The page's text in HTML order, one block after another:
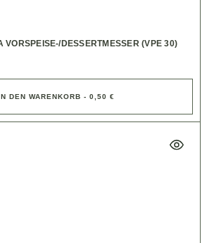
VORSPEISE-/DESSERTMESSER (VPE 30)
DEN WARENKORB - 0,50 €